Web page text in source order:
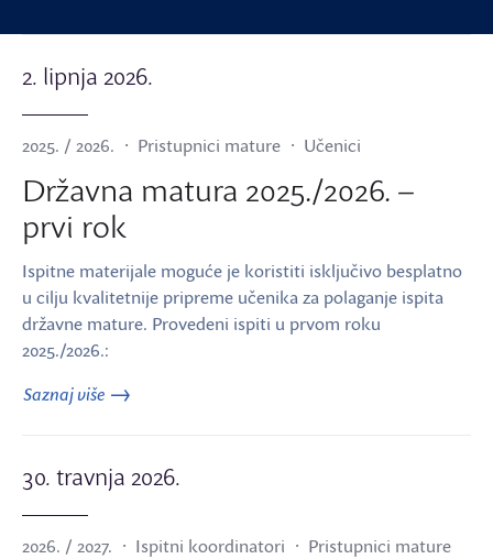
2. lipnja 2026.
2025. / 2026. Pristupnici mature Učenici
Državna matura 2025./2026. –
prvi rok
Ispitne materijale moguće je koristiti isključivo besplatno
u cilju kvalitetnije pripreme učenika za polaganje ispita
državne mature. Provedeni ispiti u prvom roku
2025./2026.:
Saznaj više
30. travnja 2026.
2026. / 2027. Ispitni koordinatori
Pristupnici mature